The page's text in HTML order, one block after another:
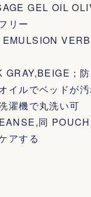
GEL OIL
リー
GRAY,BEIGE；
イルでベッドが
濯機で丸洗い可
同 POUCH
アする